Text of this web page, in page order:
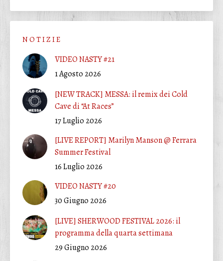
N O T I Z I E
VIDEO NASTY #21
1 Agosto 2026
[NEW TRACK] MESSA: il remix dei Cold
Cave di “At Races”
17 Luglio 2026
[LIVE REPORT] Marilyn Manson @ Ferrara
Summer Festival
16 Luglio 2026
VIDEO NASTY #20
30 Giugno 2026
[LIVE] SHERWOOD FESTIVAL 2026: il
programma della quarta settimana
29 Giugno 2026